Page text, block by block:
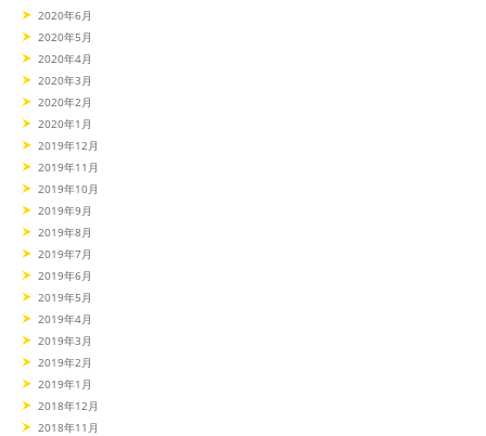
2020年6月
2020年5月
2020年4月
2020年3月
2020年2月
2020年1月
2019年12月
2019年11月
2019年10月
2019年9月
2019年8月
2019年7月
2019年6月
2019年5月
2019年4月
2019年3月
2019年2月
2019年1月
2018年12月
2018年11月